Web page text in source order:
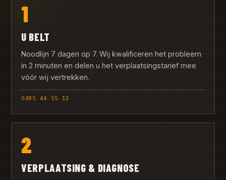
1
U BELT
Noodlijn 7 dagen op 7. Wij kwalificeren het probleem
in 2 minuten en delen u het verplaatsingstarief mee
vóór wij vertrekken.
0485 44 55 12
2
VERPLAATSING & DIAGNOSE